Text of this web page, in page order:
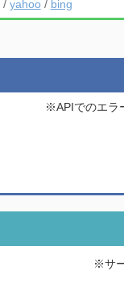
/ yahoo/ bing
※APIでのエラ
※サ